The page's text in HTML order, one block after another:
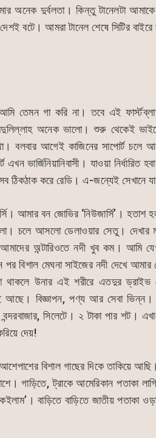
অনেক দুর্বলতা। কিন্তু টানেলটা আমাকে
বটে। আমরা টানেল শেষে সিটির
আমি তেমন গা করি না। তবে এই
অনেক ভালো। শুরু থেকেই
বলবার আগেই কাজিনের সাপোর্ট চলে
এখন ভার্জিনিয়ানিবাসী। যাওয়া
ঠিকঠাক করে রেডি। এ-জন্যেই সেখানে
আমার বন জোভির ‘নিউজার্সি’।
চলে আসলো ডেলাওয়ার সেতু। দেখার
অন্টারিওতে নদী খুব কম। আমি
বিশাল মেঘনা সাইজের নদী দেখে
উনার এই শরীরে এতদুর ড্রাইভ
আছে। বিজ্ঞাপন, পণ্য আর সেবা
বন্দরবাজার, সিলেটে। ২ টাকা পার শট।
দেয়!
বিশাল গাছের দিকে তাকিয়ে
গাড়িতে, ট্রাকে আমেরিকান পতাকা
বাড়িতে বাড়িতে জাতীয় পতাকা